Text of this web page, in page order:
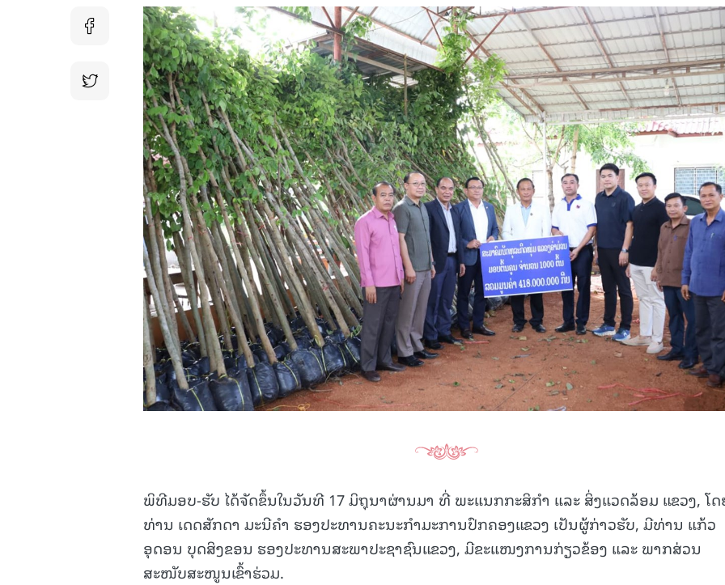
ພິທີມອບ-ຮັບ ໄດ້ຈັດຂຶ້ນໃນວັນທີ 17 ມິຖຸນາຜ່ານມາ ທີ່ ພະແນກກະສິກໍາ ແລະ ສິ່ງແວດລ້ອມ ແຂວງ, ໂ
ທ່ານ ເດດສັກດາ ມະນີຄໍາ ຮອງປະທານຄະນະກໍາມະການປົກຄອງແຂວງ ເປັນຜູ້ກ່າວຮັບ, ມີທ່ານ ແກ້ວ
ອຸດອນ ບຸດສິງຂອນ ຮອງປະທານສະພາປະຊາຊົນແຂວງ, ມີຂະແໜງການກ່ຽວຂ້ອງ ແລະ ພາກສ່ວນ
ສະໜັບສະໜູນເຂົ້າຮ່ວມ.
15.040(07-08-2026)